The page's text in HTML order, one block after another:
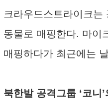
크라우드스트라이크
동물로 매핑한다. 마이
매핑하다가 최근에는
북한발 공격그룹 ‘코니